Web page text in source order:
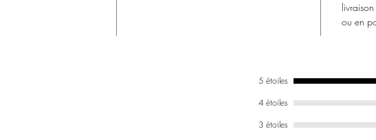
dans
La
ou en
5 étoiles
4 étoiles
3 étoiles